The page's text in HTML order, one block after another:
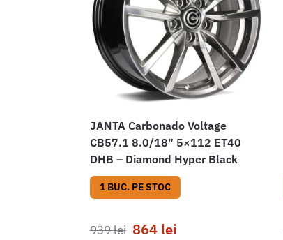
JANTA Carbonado Voltage
CB57.1 8.0/18″ 5×112 ET40
DHB – Diamond Hyper Black
1 BUC. PE STOC
939lei 864 lei